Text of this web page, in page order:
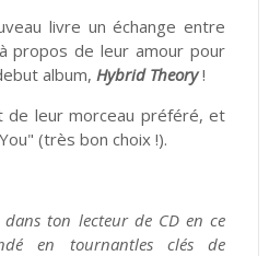
livre un échange entre
propos de leur amour pour
album, Hybrid Theory!
de leur morceau préféré, et
(très bon choix !).
ton lecteur de CD en ce
en tournantles clés de